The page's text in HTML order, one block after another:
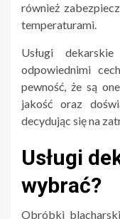
również
temperaturami.
Usługi
odpowiednimi
pewność, że są
jakość oraz
decydując się na
Usługi
wybrać?
Obróbki